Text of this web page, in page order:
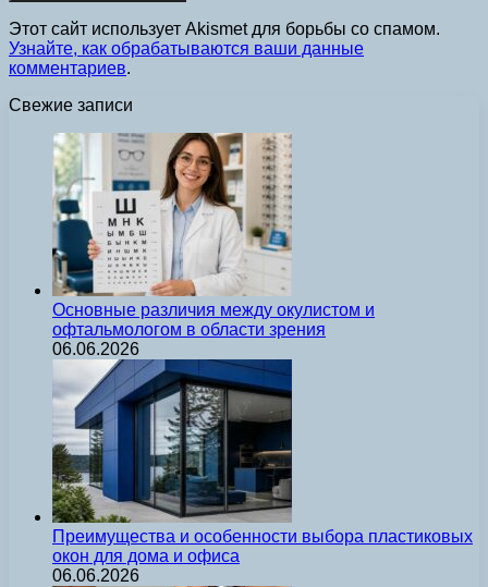
Этот сайт использует Akismet для борьбы со спамом.
Узнайте, как обрабатываются ваши данные
комментариев.
Свежие записи
Основные различия между окулистом и
офтальмологом в области зрения
06.06.2026
Преимущества и особенности выбора пластиковых
окон для дома и офиса
06.06.2026